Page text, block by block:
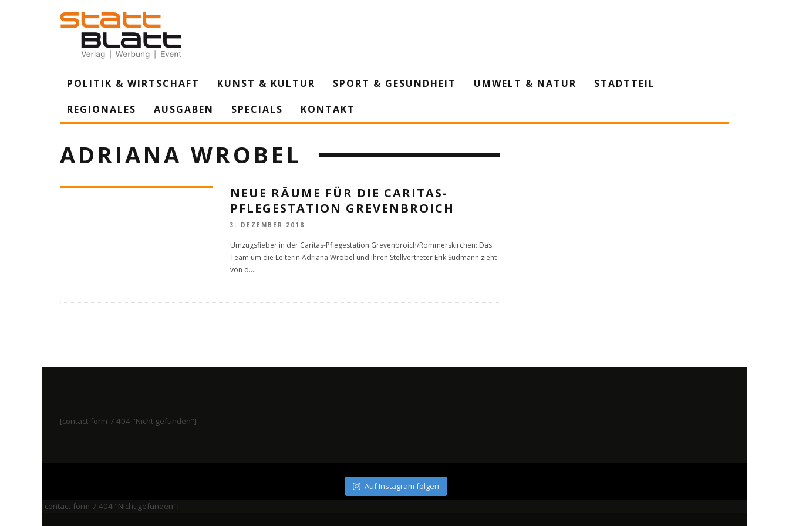
POLITIK & WIRTSCHAFT KUNST & KULTUR SPORT & GESUNDHEIT UMWELT & NATUR
STADTTEIL
REGIONALES
AUSGABEN SPECIALS KONTAKT
ADRIANA WROBEL
NEUE RÄUME FÜR DIE CARITAS-
PFLEGESTATION GREVENBROICH
3. DEZEMBER 2018
Umzugsfieber in der Caritas-Pflegestation Grevenbroich/Rommerskirchen: Das
Team um die Leiterin Adriana Wrobel und ihren Stellvertreter Erik Sudmann zieht
von d...
[contact-form-7 404 "Nicht gefunden"]
Auf Instagram folgen
[contact-form-7 404 "Nicht gefunden"]